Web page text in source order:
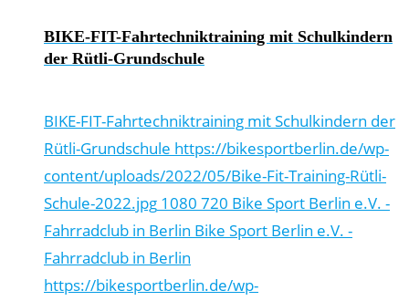
BIKE-FIT-Fahrtechniktraining mit Schulkindern
der Rütli-Grundschule
BIKE-FIT-Fahrtechniktraining mit Schulkindern der
Rütli-Grundschule https://bikesportberlin.de/wp-
content/uploads/2022/05/Bike-Fit-Training-Rütli-
Schule-2022.jpg 1080 720 Bike Sport Berlin e.V. -
Fahrradclub in Berlin Bike Sport Berlin e.V. -
Fahrradclub in Berlin
https://bikesportberlin.de/wp-